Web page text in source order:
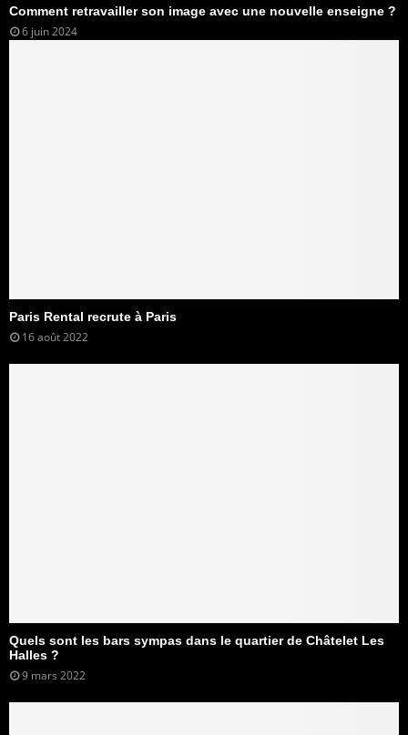
Comment retravailler son image avec une nouvelle enseigne ?
6 juin 2024
Paris Rental recrute à Paris
16 août 2022
Quels sont les bars sympas dans le quartier de Châtelet Les
Halles ?
9 mars 2022